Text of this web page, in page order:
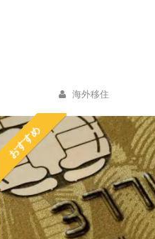
海外移住
おすすめ